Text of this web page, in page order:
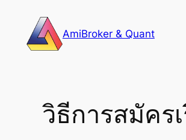
content
AmiBroker & Quant
วิธีการสมัคร